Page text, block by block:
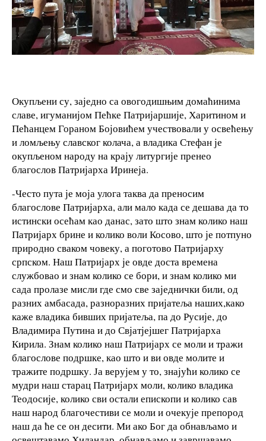
Окупљени су, заједно са овогодишњим домаћинима
славе, игуманијом Пећке Патријаршије, Харитином и
Пећанцем Гораном Бојовићем учествовали у освећењу
и ломљењу славског колача, а владика Стефан је
окупљеном народу на крају литургије пренео
благослов Патријарха Иринеја.
-Често пута је моја улога таква да преносим
благослове Патријарха, али мало када се дешава да то
истински осећам као данас, зато што знам колико наш
Патријарх брине и колико воли Косово, што је потпуно
природно сваком човеку, а поготово Патријарху
српском. Наш Патријарх је овде доста времена
службовао и знам колико се бори, и знам колико ми
сада пролазе мисли где смо све заједнички били, од
разних амбасада, разноразних пријатеља наших,како
каже владика бивших пријатеља, па до Русије, до
Владимира Путина и до Свјатјејшег Патријарха
Кирила. Знам колико наш Патријарх се моли и тражи
благослове подршке, као што и ви овде молите и
тражите подршку. Ја верујем у то, знајући колико се
мудри наш старац Патријарх моли, колико владика
Теодосије, колико сви остали епископи и колико сав
наш народ благочестиви се моли и очекује препород
наш да ће се он десити. Ми ако Бог да обнављамо и